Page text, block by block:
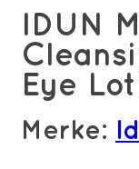
IDUN
Eye
Merke: